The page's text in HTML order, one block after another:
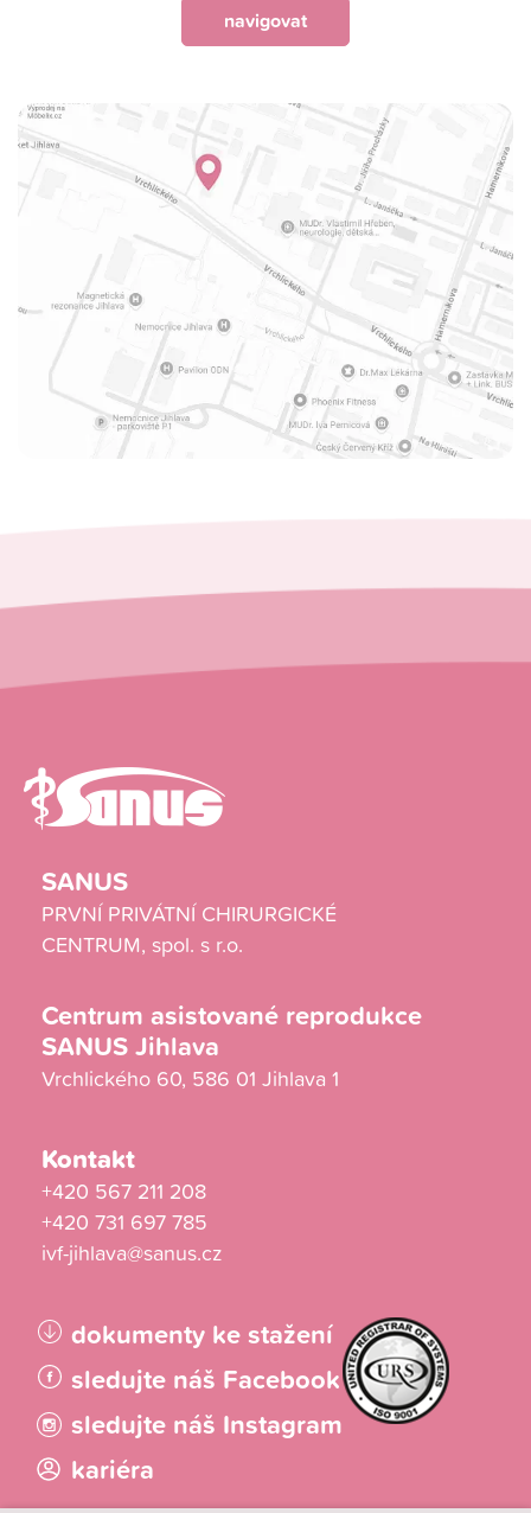
navigovat
SANUS
PRVNÍ PRIVÁTNÍ CHIRURGICKÉ
CENTRUM, spol. s r.o.
Centrum asistované reprodukce
SANUS Jihlava
Vrchlického 60, 586 01 Jihlava 1
Kontakt
+420 567 211 208
+420 731 697 785
ivf-jihlava@sanus.cz
dokumenty ke stažení
sledujte náš Facebook
sledujte náš Instagram
kariéra